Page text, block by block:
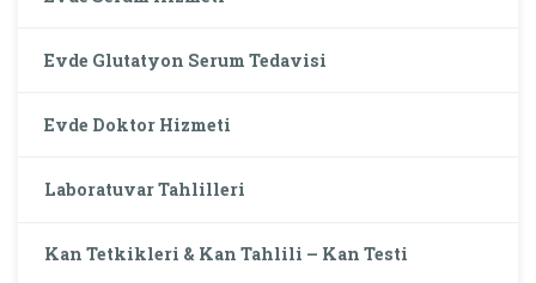
Evde Glutatyon Serum Tedavisi
Evde Doktor Hizmeti
Laboratuvar Tahlilleri
Kan Tetkikleri & Kan Tahlili – Kan Testi